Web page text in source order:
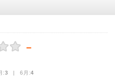
－
:3 | 6月:4